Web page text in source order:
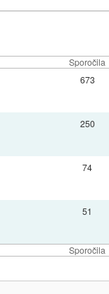
Sporočila
Sporočila
673
250
74
51